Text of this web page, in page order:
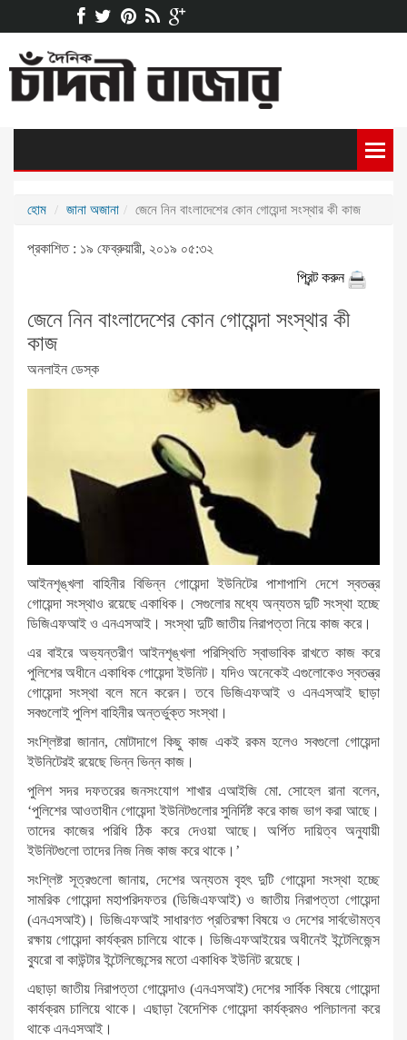
হোম জানা অজানা জেনে নিন বাংলাদেশের কোন গোয়েন্দা সংস্থার কী কাজ
প্রকাশিত : ১৯ ফেব্রুয়ারী, ২০১৯ ০৫:৩২
প্রিন্ট করুন
জেনে নিন বাংলাদেশের কোন গোয়েন্দা সংস্থার কী
কাজ
অনলাইন ডেস্ক
আইনশৃঙ্খলা বাহিনীর বিভিন্ন গোয়েন্দা ইউনিটের পাশাপাশি দেশে স্বতন্ত্র
গোয়েন্দা সংস্থাও রয়েছে একাধিক। সেগুলোর মধ্যে অন্যতম দুটি সংস্থা হচ্ছে
ডিজিএফআই ও এনএসআই। সংস্থা দুটি জাতীয় নিরাপত্তা নিয়ে কাজ করে।
এর বাইরে অভ্যন্তরীণ আইনশৃঙ্খলা পরিস্থিতি স্বাভাবিক রাখতে কাজ করে
পুলিশের অধীনে একাধিক গোয়েন্দা ইউনিট। যদিও অনেকেই এগুলোকেও স্বতন্ত্র
গোয়েন্দা সংস্থা বলে মনে করেন। তবে ডিজিএফআই ও এনএসআই ছাড়া
সবগুলোই পুলিশ বাহিনীর অন্তর্ভুক্ত সংস্থা।
সংশ্লিষ্টরা জানান, মোটাদাগে কিছু কাজ একই রকম হলেও সবগুলো গোয়েন্দা
ইউনিটেরই রয়েছে ভিন্ন ভিন্ন কাজ।
পুলিশ সদর দফতরের জনসংযোগ শাখার এআইজি মো. সোহেল রানা বলেন,
‘পুলিশের আওতাধীন গোয়েন্দা ইউনিটগুলোর সুনির্দিষ্ট করে কাজ ভাগ করা আছে।
তাদের কাজের পরিধি ঠিক করে দেওয়া আছে। অর্পিত দায়িত্ব অনুযায়ী
ইউনিটগুলো তাদের নিজ নিজ কাজ করে থাকে।’
সংশ্লিষ্ট সূত্রগুলো জানায়, দেশের অন্যতম বৃহৎ দুটি গোয়েন্দা সংস্থা হচ্ছে
সামরিক গোয়েন্দা মহাপরিদফতর (ডিজিএফআই) ও জাতীয় নিরাপত্তা গোয়েন্দা
(এনএসআই)। ডিজিএফআই সাধারণত প্রতিরক্ষা বিষয়ে ও দেশের সার্বভৌমত্ব
রক্ষায় গোয়েন্দা কার্যক্রম চালিয়ে থাকে। ডিজিএফআইয়ের অধীনেই ইন্টেলিজেন্স
ব্যুরো বা কাউন্টার ইন্টেলিজেন্সের মতো একাধিক ইউনিট রয়েছে।
এছাড়া জাতীয় নিরাপত্তা গোয়েন্দাও (এনএসআই) দেশের সার্বিক বিষয়ে গোয়েন্দা
কার্যক্রম চালিয়ে থাকে। এছাড়া বৈদেশিক গোয়েন্দা কার্যক্রমও পলিচালনা করে
থাকে এনএসআই।